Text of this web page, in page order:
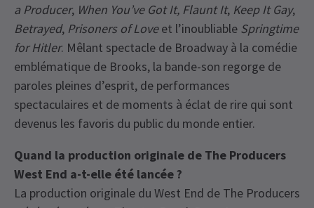
a Producer, When You’ve Got It, Flaunt It, Keep It Gay,
Betrayed, Prisoners of Loveet l’inoubliable Springtime
for Hitler. Mêlant spectacle de Broadway à la comédie
emblématique de Brooks, la bande-son regorge de
paroles pleines d’esprit, de performances
spectaculaires et de moments à éclat de rire qui sont
devenus les favoris du public du monde entier.
Quand la production originale de The Producers
West End a-t-elle été lancée ?
La production originale du West End de The Producers